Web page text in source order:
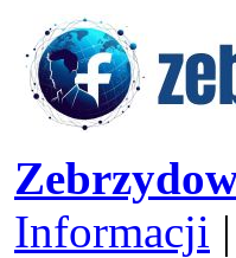
Informacji |